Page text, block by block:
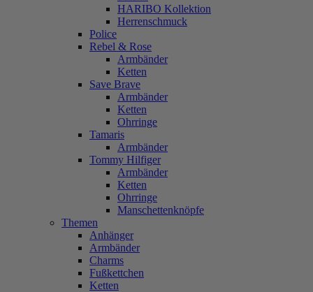
HARIBO Kollektion
Herrenschmuck
Police
Rebel & Rose
Armbänder
Ketten
Save Brave
Armbänder
Ketten
Ohrringe
Tamaris
Armbänder
Tommy Hilfiger
Armbänder
Ketten
Ohrringe
Manschettenknöpfe
Themen
Anhänger
Armbänder
Charms
Fußkettchen
Ketten